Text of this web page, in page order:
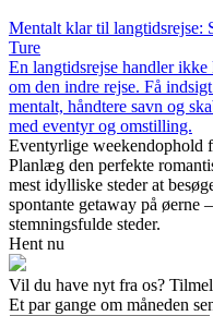
Mentalt klar til langtidsrejse:
Ture
En langtidsrejse handler ikke
om den indre rejse. Få
mentalt, håndtere savn og
med eventyr og omstilling.
Eventyrlige weekendophold
Planlæg den perfekte
mest idylliske steder at
spontante getaway på øerne
stemningsfulde steder.
Hent nu
Vil du have nyt fra os?
Et par gange om måneden